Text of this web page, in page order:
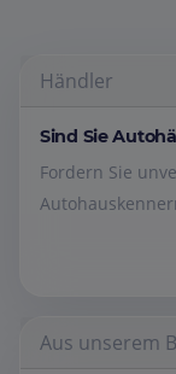
Händler
Sind Sie
Fordern Sie
Aus unserem